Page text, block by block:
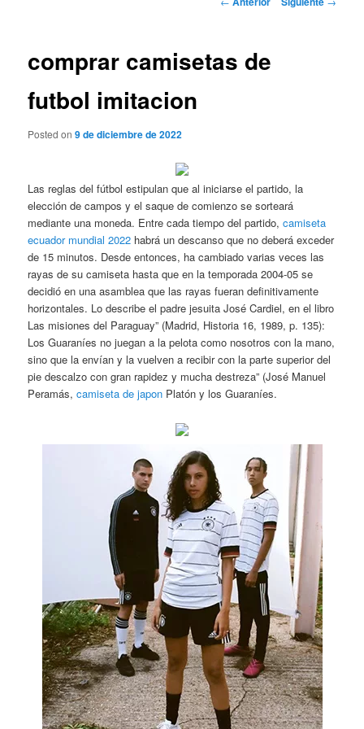
comprar camisetas de
futbol imitacion
Posted on9 de diciembre de 2022
Las reglas del fútbol estipulan que al iniciarse el partido, la
elección de campos y el saque de comienzo se sorteará
mediante una moneda. Entre cada tiempo del partido,camiseta
ecuador mundial 2022 habrá un descanso que no deberá exceder
de 15 minutos. Desde entonces, ha cambiado varias veces las
rayas de su camiseta hasta que en la temporada 2004-05 se
decidió en una asamblea que las rayas fueran definitivamente
horizontales. Lo describe el padre jesuita José Cardiel, en el libro
Las misiones del Paraguay” (Madrid, Historia 16, 1989, p. 135):
Los Guaraníes no juegan a la pelota como nosotros con la mano,
sino que la envían y la vuelven a recibir con la parte superior del
pie descalzo con gran rapidez y mucha destreza” (José Manuel
Peramás,camiseta de japon Platón y los Guaraníes.